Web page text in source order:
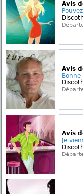
Avis
Avis
Avis
Je